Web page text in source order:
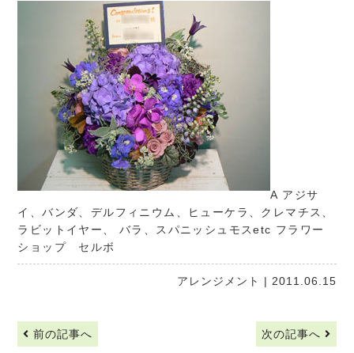
A アジサ
イ、バンダ、デルフィニウム、ヒューケラ、クレマチス、
ラビットイヤー、 バラ、スパニッシュモスetc フラワー
ショップ セルボ
アレンジメント | 2011.06.15
前の記事へ 次の記事へ